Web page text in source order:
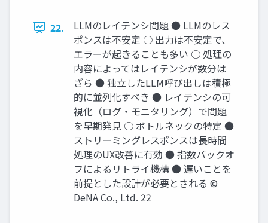
22.
LLMのレイテンシ問題 ● LLMのレス
ポンスは不安定 ○ 出力は不安定で、
エラーが起きることも多い ○ 処理の
内容によってはレイテンシが数分は
ざら ● 独立したLLM呼び出しは積極
的に並列化すべき ● レイテンシの可
視化（ログ・モニタリング）で問題
を早期発見 ○ ボトルネックの特定 ●
ストリーミングレスポンスは長時間
処理のUX改善に有効 ● 指数バックオ
フによるリトライ機構 ● 遅いことを
前提とした設計が必要とされる ©
DeNA Co., Ltd. 22